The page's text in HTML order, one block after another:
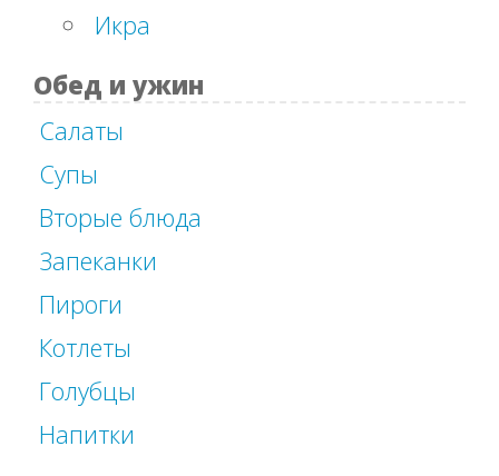
Икра
Обед и ужин
Салаты
Супы
Вторые блюда
Запеканки
Пироги
Котлеты
Голубцы
Напитки